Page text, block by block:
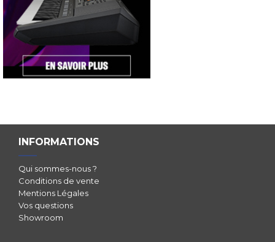
INFORMATIONS
Qui sommes-nous ?
Conditions de vente
Mentions Légales
Vos questions
Showroom